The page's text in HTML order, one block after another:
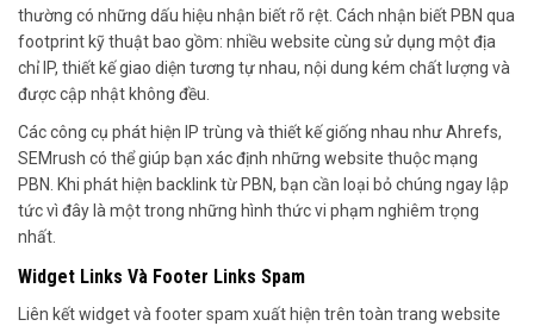
thường có những dấu hiệu nhận biết rõ rệt. Cách nhận biết PBN qua
footprint kỹ thuật bao gồm: nhiều website cùng sử dụng một địa
chỉ IP, thiết kế giao diện tương tự nhau, nội dung kém chất lượng và
được cập nhật không đều.
Các công cụ phát hiện IP trùng và thiết kế giống nhau như Ahrefs,
SEMrush có thể giúp bạn xác định những website thuộc mạng
PBN. Khi phát hiện backlink từ PBN, bạn cần loại bỏ chúng ngay lập
tức vì đây là một trong những hình thức vi phạm nghiêm trọng
nhất.
Widget Links Và Footer Links Spam
Liên kết widget và footer spam xuất hiện trên toàn trang website